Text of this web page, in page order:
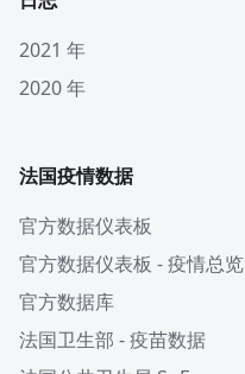
2021 年
2020 年
法国疫情数据
官方数据仪表板
官方数据仪表板 - 疫情总览
官方数据库
法国卫生部 - 疫苗数据